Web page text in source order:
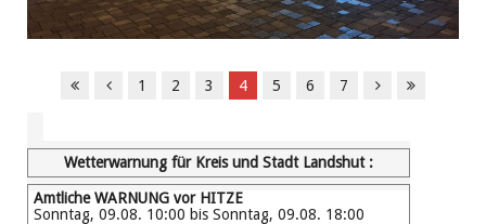
1 2 3 4 5 6 7
Wetterwarnung für Kreis und Stadt Landshut :
Amtliche WARNUNG vor HITZE
Sonntag, 09.08. 10:00 bis Sonntag, 09.08. 18:00